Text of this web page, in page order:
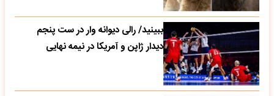
ببینید/ رالی دیوانه وار در ست پنجم
دیدار ژاپن و آمریکا در نیمه نهایی